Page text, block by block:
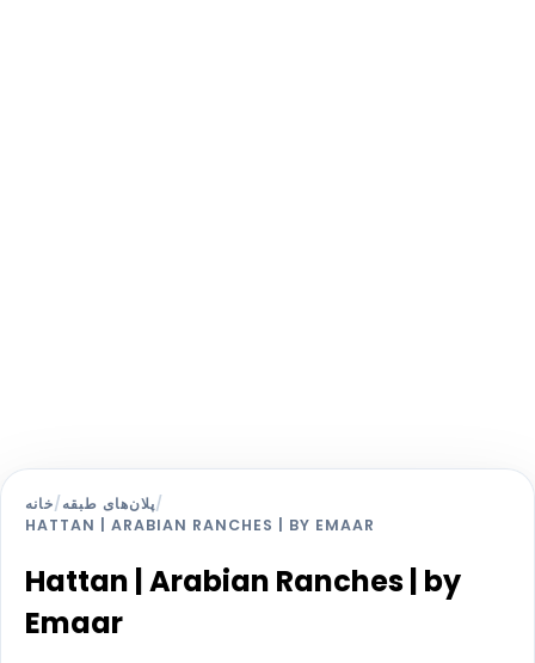
خانه/پلان‌های طبقه/
HATTAN | ARABIAN RANCHES | BY EMAAR
Hattan | Arabian Ranches | by
Emaar